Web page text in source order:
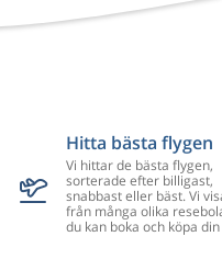
Hitta bästa flygen
Vi hittar de bästa flygen,
sorterade efter billigast,
snabbast eller bäst. Vi
från många olika
du kan boka och köpa